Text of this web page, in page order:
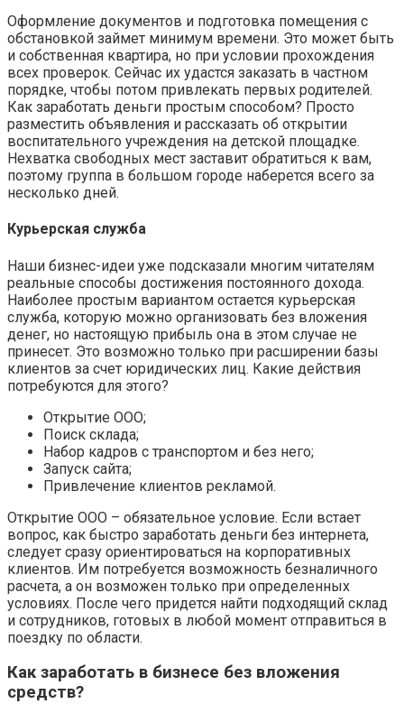
Оформление документов и подготовка помещения с
обстановкой займет минимум времени. Это может быть
и собственная квартира, но при условии прохождения
всех проверок. Сейчас их удастся заказать в частном
порядке, чтобы потом привлекать первых родителей.
Как заработать деньги простым способом? Просто
разместить объявления и рассказать об открытии
воспитательного учреждения на детской площадке.
Нехватка свободных мест заставит обратиться к вам,
поэтому группа в большом городе наберется всего за
несколько дней.
Курьерская служба
Наши бизнес-идеи уже подсказали многим читателям
реальные способы достижения постоянного дохода.
Наиболее простым вариантом остается курьерская
служба, которую можно организовать без вложения
денег, но настоящую прибыль она в этом случае не
принесет. Это возможно только при расширении базы
клиентов за счет юридических лиц. Какие действия
потребуются для этого?
Открытие ООО;
Поиск склада;
Набор кадров с транспортом и без него;
Запуск сайта;
Привлечение клиентов рекламой.
Открытие ООО – обязательное условие. Если встает
вопрос, как быстро заработать деньги без интернета,
следует сразу ориентироваться на корпоративных
клиентов. Им потребуется возможность безналичного
расчета, а он возможен только при определенных
условиях. После чего придется найти подходящий склад
и сотрудников, готовых в любой момент отправиться в
поездку по области.
Как заработать в бизнесе без вложения
средств?